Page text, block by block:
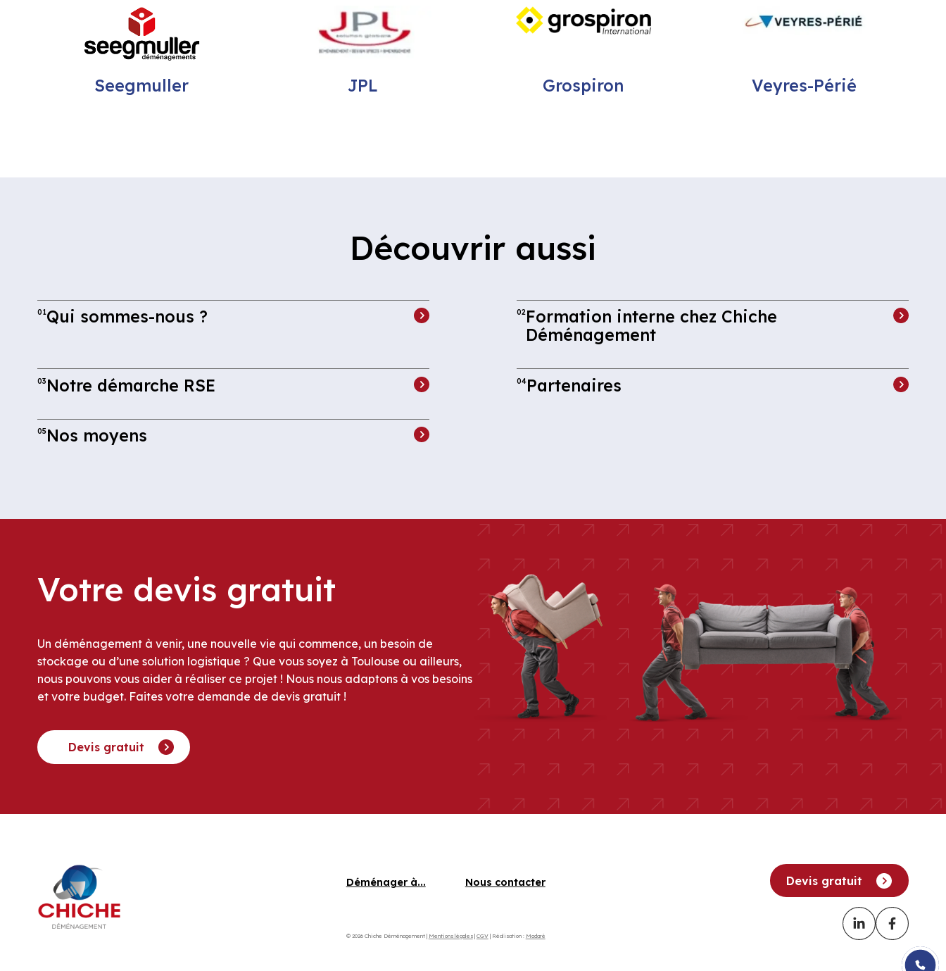
Seegmuller JPL Grospiron Veyres-Périé
Découvrir aussi
01Qui sommes-nous ? 02Formation interne chez Chiche
Déménagement
03 Notre démarche RSE 04Partenaires
05Nos moyens
Votre devis gratuit
Un déménagement à venir, une nouvelle vie qui commence, un besoin de
stockage ou d’une solution logistique ? Que vous soyez à Toulouse ou ailleurs,
nous pouvons vous aider à réaliser ce projet ! Nous nous adaptons à vos besoins
et votre budget. Faites votre demande de devis gratuit !
Devis gratuit
Déménager à... Nous contacter
© 2026 Chiche Déménagement | Mentions légales| CGV| Réalisation : Madaré
Devis gratuit